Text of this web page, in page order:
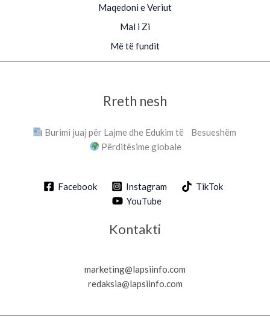
Maqedoni e Veriut
Mal i Zi
Më të fundit
Rreth nesh
Burimi juaj për Lajme dhe Edukim të Besueshëm
Përditësime globale
Facebook Instagram
TikTok
YouTube
Kontakti
marketing@lapsiinfo.com
redaksia@lapsiinfo.com